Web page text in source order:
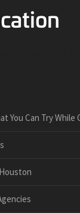
You Can Try While